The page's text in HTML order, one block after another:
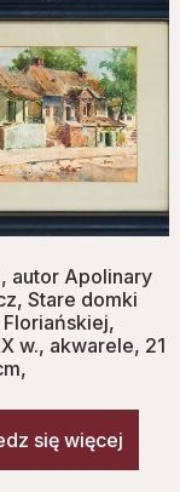
autor Apolinary
Stare domki
w., akwarele, 21
się więcej